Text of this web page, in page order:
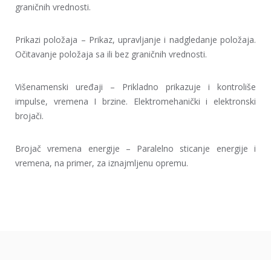
graničnih vrednosti.
Prikazi položaja – Prikaz, upravljanje i nadgledanje položaja.
Očitavanje položaja sa ili bez graničnih vrednosti.
Višenamenski uređaji – Prikladno prikazuje i kontroliše
impulse, vremena I brzine. Elektromehanički i elektronski
brojači.
Brojač vremena energije – Paralelno sticanje energije i
vremena, na primer, za iznajmljenu opremu.